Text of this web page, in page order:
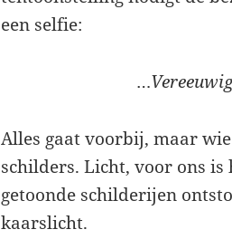
een selfie:
…
Alles gaat voorbij, maar
schilders. Licht, voor ons is
getoonde schilderijen
kaarslicht.